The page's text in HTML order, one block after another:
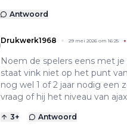
Antwoord
Drukwerk1968 29 mei 2026 om 16:25 +
Noem de spelers eens met je
staat vink niet op het punt
nog wel 1 of 2 jaar nodig een
vraag of hij het niveau van
3+ Antwoord